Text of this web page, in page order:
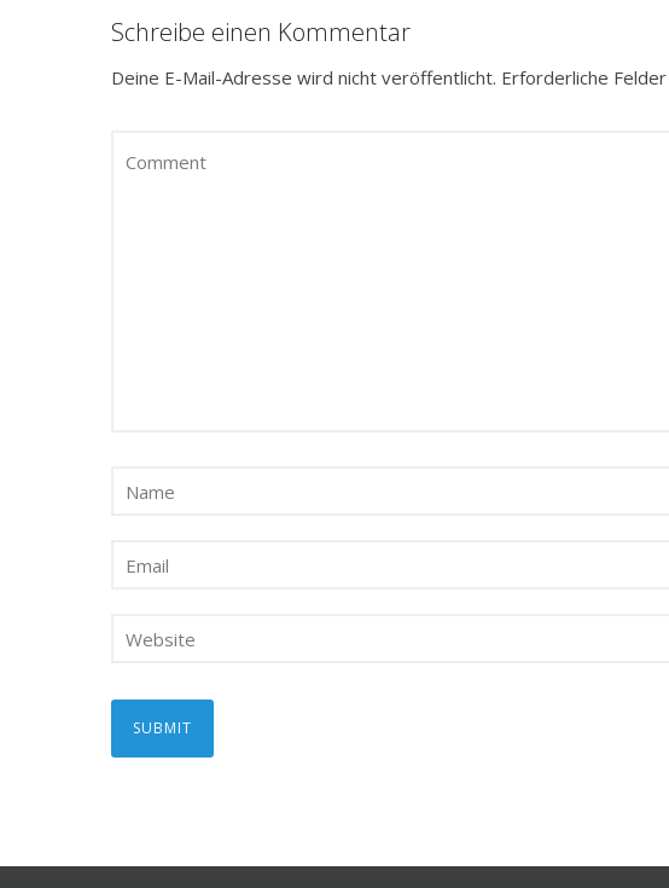
Schreibe einen Kommentar
Deine E-Mail-Adresse wird nicht veröffentlicht. Erforderliche